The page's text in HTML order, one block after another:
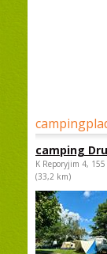
camping
K Reporyjim 4,
(33,2 km)